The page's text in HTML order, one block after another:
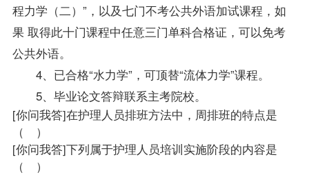
程力学（二）”，以及七门不考公共外语加试课程，如
果 取得此十门课程中任意三门单科合格证，可以免考
公共外语。
4、已合格“水力学”，可顶替“流体力学”课程。
5、毕业论文答辩联系主考院校。
[你问我答]在护理人员排班方法中，周排班的特点是
（ ）
[你问我答]下列属于护理人员培训实施阶段的内容是
（ ）